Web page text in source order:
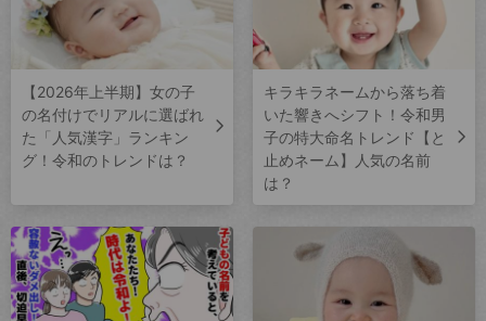
【2026年上半期】女の子
の名付けでリアルに選ばれ
た「人気漢字」ランキン
グ！令和のトレンドは？
キラキラネームから落ち着
いた響きへシフト！令和男
子の特大命名トレンド【と
止めネーム】人気の名前
は？